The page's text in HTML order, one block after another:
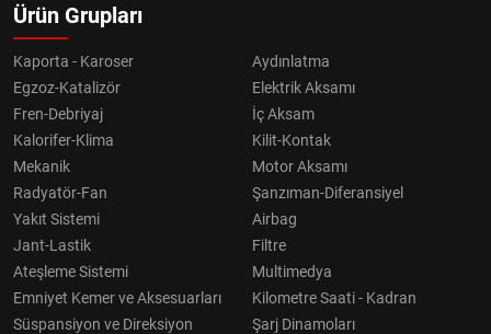
Ürün Grupları
Kaporta - Karoser
Aydınlatma
Egzoz-Katalizör
Elektrik Aksamı
Fren-Debriyaj
İç Aksam
Kalorifer-Klima
Kilit-Kontak
Mekanik
Motor Aksamı
Radyatör-Fan
Şanzıman-Diferansiyel
Yakıt Sistemi
Airbag
Jant-Lastik
Filtre
Ateşleme Sistemi
Multimedya
Emniyet Kemer ve Aksesuarları
Kilometre Saati - Kadran
Süspansiyon ve Direksiyon
Şarj Dinamoları